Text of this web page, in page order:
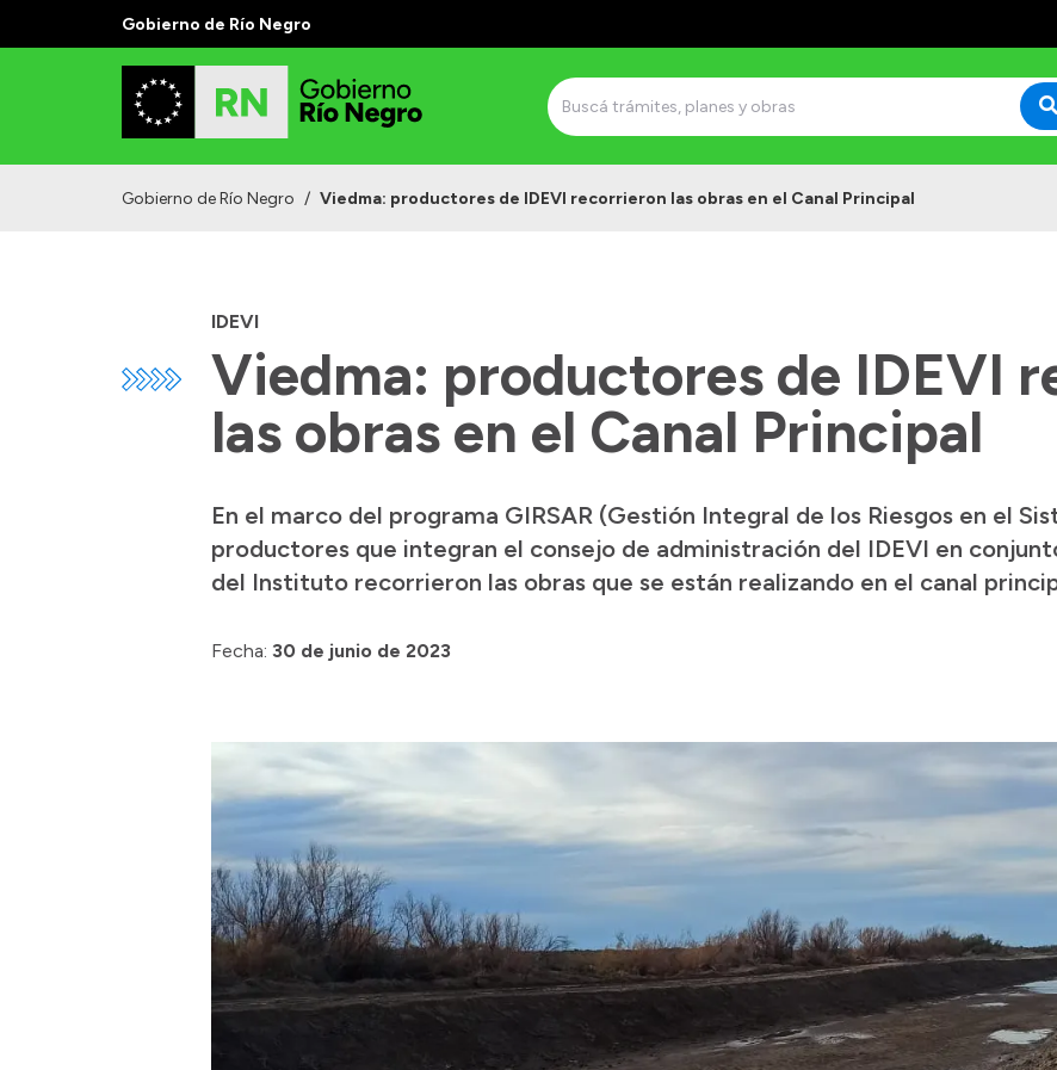
Gobierno de Río Negro
Gobierno de Río Negro / Viedma: productores de IDEVI recorrieron las obras en el Canal Principal
IDEVI
Viedma: productores de IDEVI
las obras en el Canal Principal
En el marco del programa GIRSAR (Gestión Integral de los Riesgos en el
productores que integran el consejo de administración del IDEVI en
del Instituto recorrieron las obras que se están realizando en el canal
Fecha: 30 de junio de 2023